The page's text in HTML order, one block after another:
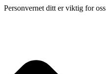
Personvernet ditt er viktig for oss